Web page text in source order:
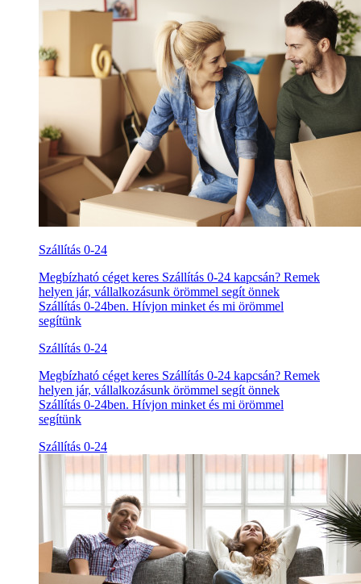
Szállítás 0-24
Megbízható céget keres Szállítás 0-24 kapcsán? Remek
helyen jár, vállalkozásunk örömmel segít önnek
Szállítás 0-24ben. Hívjon minket és mi örömmel
segítünk
Szállítás 0-24
Megbízható céget keres Szállítás 0-24 kapcsán? Remek
helyen jár, vállalkozásunk örömmel segít önnek
Szállítás 0-24ben. Hívjon minket és mi örömmel
segítünk
Szállítás 0-24